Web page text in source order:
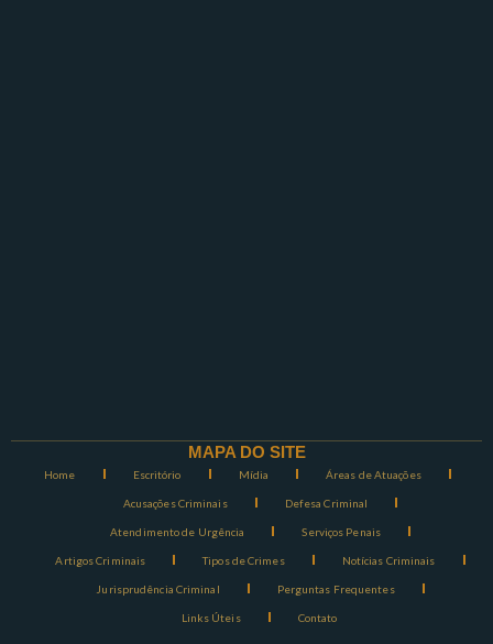
MAPA DO SITE
Home Escritório Mídia Áreas de Atuações
Acusações Criminais Defesa Criminal
Atendimento de Urgência Serviços Penais
Artigos Criminais Tipos de Crimes Notícias Criminais
Jurisprudência Criminal Perguntas Frequentes
Links Úteis Contato